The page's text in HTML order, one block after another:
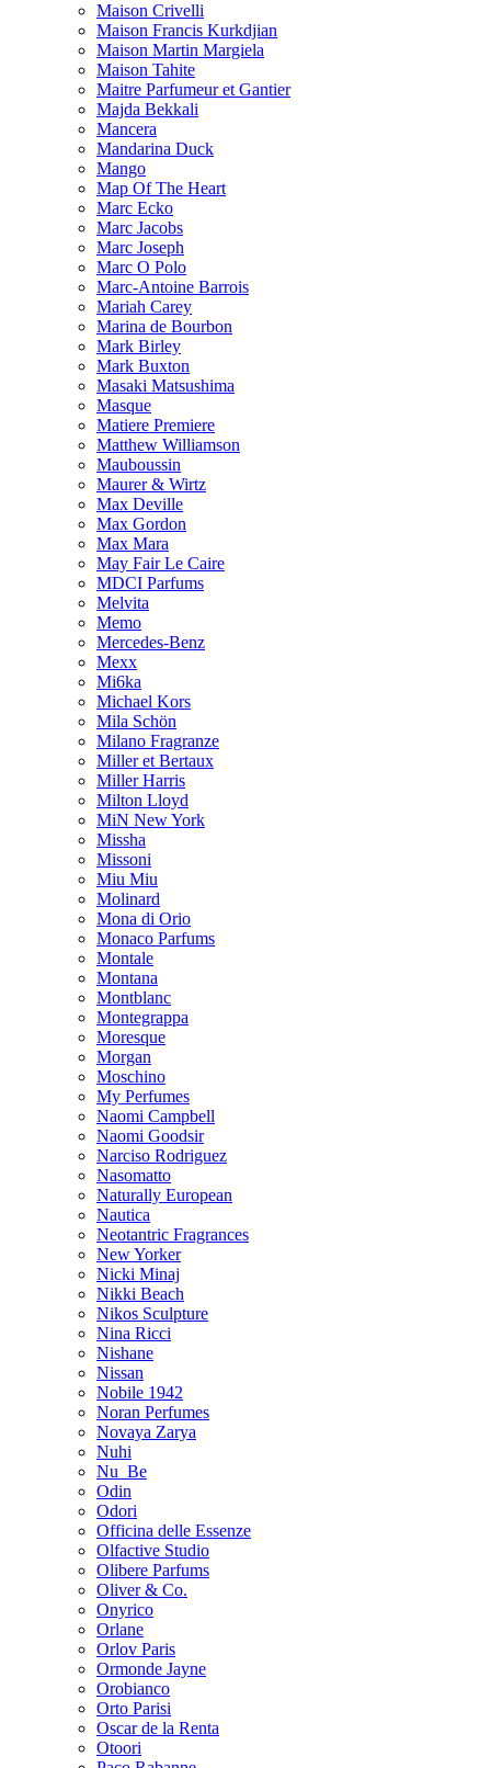
Maison Crivelli
Maison Francis Kurkdjian
Maison Martin Margiela
Maison Tahite
Maitre Parfumeur et Gantier
Majda Bekkali
Mancera
Mandarina Duck
Mango
Map Of The Heart
Marc Ecko
Marc Jacobs
Marc Joseph
Marc O Polo
Marc-Antoine Barrois
Mariah Carey
Marina de Bourbon
Mark Birley
Mark Buxton
Masaki Matsushima
Masque
Matiere Premiere
Matthew Williamson
Mauboussin
Maurer & Wirtz
Max Deville
Max Gordon
Max Mara
May Fair Le Caire
MDCI Parfums
Melvita
Memo
Mercedes-Benz
Mexx
Mi6ka
Michael Kors
Mila Schön
Milano Fragranze
Miller et Bertaux
Miller Harris
Milton Lloyd
MiN New York
Missha
Missoni
Miu Miu
Molinard
Mona di Orio
Monaco Parfums
Montale
Montana
Montblanc
Montegrappa
Moresque
Morgan
Moschino
My Perfumes
Naomi Campbell
Naomi Goodsir
Narciso Rodriguez
Nasomatto
Naturally European
Nautica
Neotantric Fragrances
New Yorker
Nicki Minaj
Nikki Beach
Nikos Sculpture
Nina Ricci
Nishane
Nissan
Nobile 1942
Noran Perfumes
Novaya Zarya
Nuhi
Nu_Be
Odin
Odori
Officina delle Essenze
Olfactive Studio
Olibere Parfums
Oliver & Co.
Onyrico
Orlane
Orlov Paris
Ormonde Jayne
Orobianco
Orto Parisi
Oscar de la Renta
Otoori